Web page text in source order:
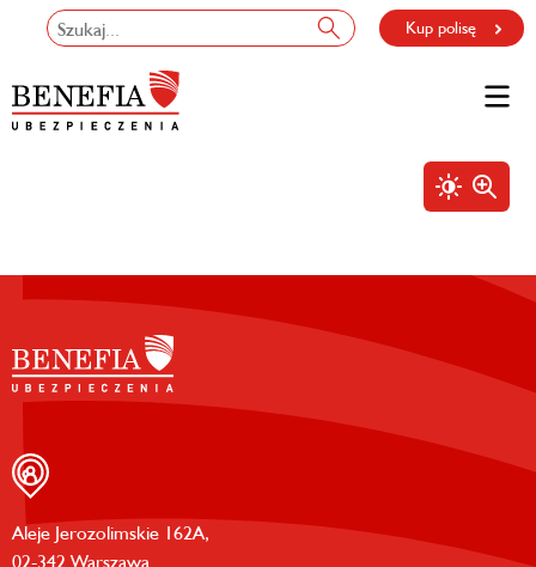
Kup polisę
Aleje Jerozolimskie 162A,
02-342 Warszawa